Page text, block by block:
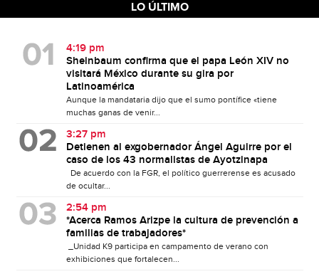
LO ÚLTIMO
4:19 pm
Sheinbaum confirma que el papa León XIV no
visitará México durante su gira por
Latinoamérica
Aunque la mandataria dijo que el sumo pontífice «tiene
muchas ganas de venir...
3:27 pm
Detienen al exgobernador Ángel Aguirre por el
caso de los 43 normalistas de Ayotzinapa
De acuerdo con la FGR, el político guerrerense es acusado
de ocultar...
2:54 pm
*Acerca Ramos Arizpe la cultura de prevención a
familias de trabajadores*
_Unidad K9 participa en campamento de verano con
exhibiciones que fortalecen...